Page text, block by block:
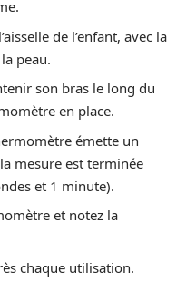
de l’enfant, avec la
peau.
son bras le long du
en place.
émette un
mesure est terminée
et 1 minute).
et notez la
chaque utilisation.